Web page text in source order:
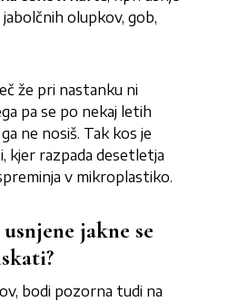
jabolčnih olupkov, gob,
že pri nastanku ni
pa se po nekaj letih
ne nosiš. Tak kos je
kjer razpada desetletja
v mikroplastiko.
jakne se
bodi pozorna tudi na